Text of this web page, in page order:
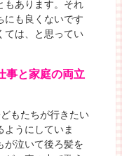
もあります。それ
にも良くないです
ては、と思ってい
事と家庭の両立
もたちが行きたい
ようにしていま
が泣いて後ろ髪を